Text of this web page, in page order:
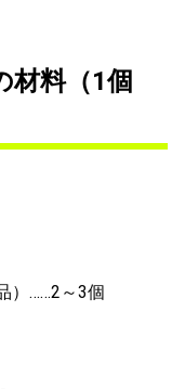
材料（1個
）……2～3個